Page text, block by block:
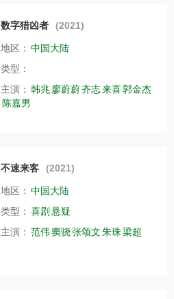
数字猎凶者 (2021)
地区： 中国大陆
类型：
主演： 韩兆廖蔚蔚齐志来喜郭金杰
陈嘉男
不速来客 (2021)
地区： 中国大陆
类型： 喜剧 悬疑
主演： 范伟窦骁张颂文朱珠梁超